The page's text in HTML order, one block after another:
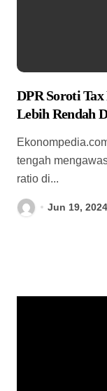
DPR Soroti
Lebih Rendah
Ekonompedia.com – Dewan Perwakilan Rakyat (DPR)
tengah
ratio di...
Jun 19, 2024